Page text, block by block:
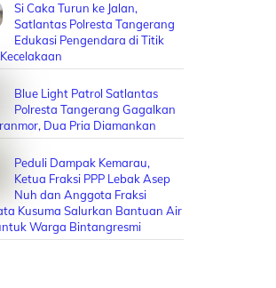
Si Caka Turun ke Jalan,
Satlantas Polresta Tangerang
Edukasi Pengendara di Titik
Blue Light Patrol Satlantas
Polresta Tangerang Gagalkan
Dua Pria Diamankan
Peduli Dampak Kemarau,
Ketua Fraksi PPP Lebak Asep
Nuh dan Anggota Fraksi
Kusuma Salurkan Bantuan Air
Warga Bintangresmi